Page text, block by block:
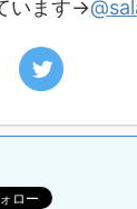
います→